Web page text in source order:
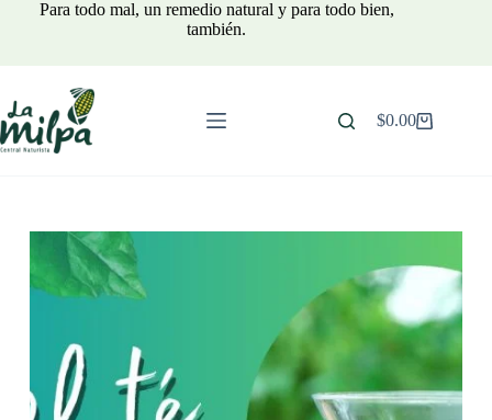
Para todo mal, un remedio natural y para todo bien,
también.
Carro
$0.00